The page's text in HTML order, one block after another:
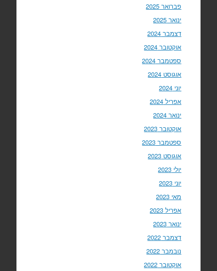
פברואר 2025
ינואר 2025
דצמבר 2024
אוקטובר 2024
ספטמבר 2024
אוגוסט 2024
יוני 2024
אפריל 2024
ינואר 2024
אוקטובר 2023
ספטמבר 2023
אוגוסט 2023
יולי 2023
יוני 2023
מאי 2023
אפריל 2023
ינואר 2023
דצמבר 2022
נובמבר 2022
אוקטובר 2022